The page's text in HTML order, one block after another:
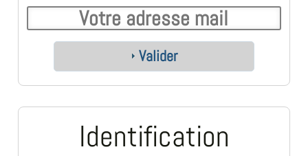
Valider
Identification